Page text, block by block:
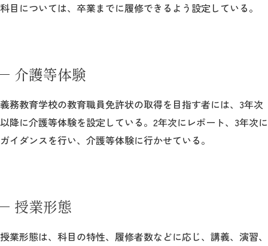
科目については、卒業までに履修できるよう設定している。
介護等体験
義務教育学校の教育職員免許状の取得を目指す者には、3年次
以降に介護等体験を設定している。2年次にレポート、3年次に
ガイダンスを行い、介護等体験に行かせている。
授業形態
授業形態は、科目の特性、履修者数などに応じ、講義、演習、